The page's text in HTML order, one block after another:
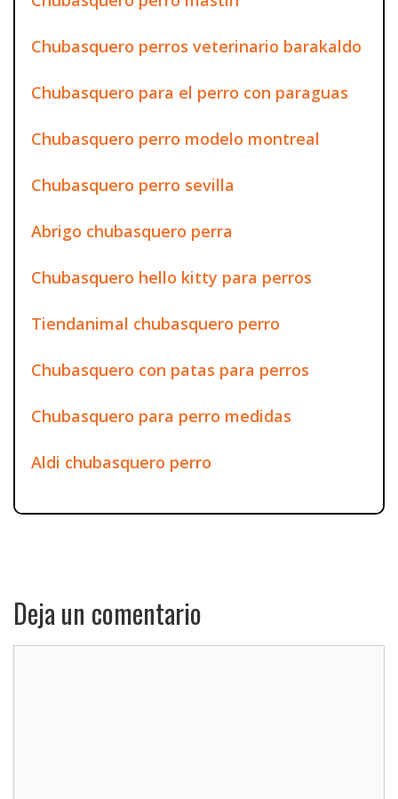
Chubasquero perros veterinario barakaldo
Chubasquero para el perro con paraguas
Chubasquero perro modelo montreal
Chubasquero perro sevilla
Abrigo chubasquero perra
Chubasquero hello kitty para perros
Tiendanimal chubasquero perro
Chubasquero con patas para perros
Chubasquero para perro medidas
Aldi chubasquero perro
Deja un comentario